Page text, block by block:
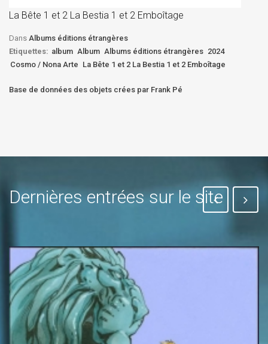
La Bête 1 et 2 La Bestia 1 et 2 Emboîtage
Dans Albums éditions étrangères
Etiquettes: album Album Albums éditions étrangères 2024
Cosmo / Nona Arte La Bête 1 et 2 La Bestia 1 et 2 Emboîtage
Base de données des objets crées par Frank Pé
Dernières entrées sur le site